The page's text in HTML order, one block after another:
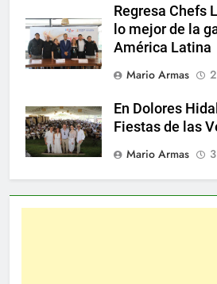
Regresa Chefs
lo mejor de la
América Latina
Mario Armas
En Dolores
Fiestas de las
Mario Armas